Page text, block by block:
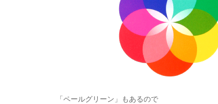
「ペールグリーン」もあるので